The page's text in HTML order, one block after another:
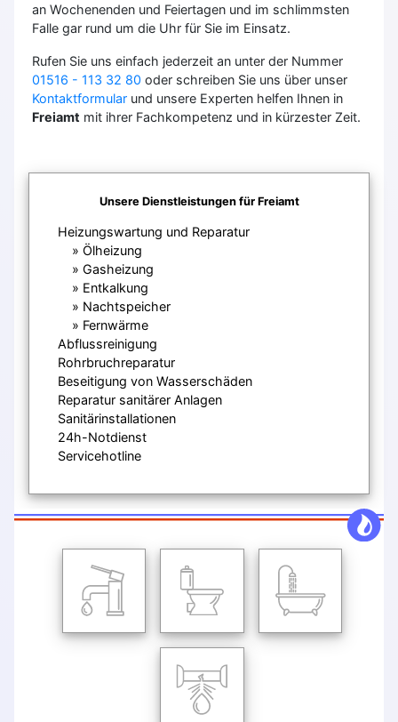
an Wochenenden und Feiertagen und im schlimmsten
Falle gar rund um die Uhr für Sie im Einsatz.
Rufen Sie uns einfach jederzeit an unter der Nummer
01516 - 113 32 80 oder schreiben Sie uns über unser
Kontaktformular und unsere Experten helfen Ihnen in
Freiamt mit ihrer Fachkompetenz und in kürzester Zeit.
Unsere Dienstleistungen für Freiamt
Heizungswartung und Reparatur
Ölheizung
Gasheizung
Entkalkung
Nachtspeicher
Fernwärme
Abflussreinigung
Rohrbruchreparatur
Beseitigung von Wasserschäden
Reparatur sanitärer Anlagen
Sanitärinstallationen
24h-Notdienst
Servicehotline